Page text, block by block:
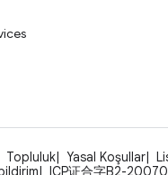
Topluluk Yasal Koşullar
ICP证合字B2-